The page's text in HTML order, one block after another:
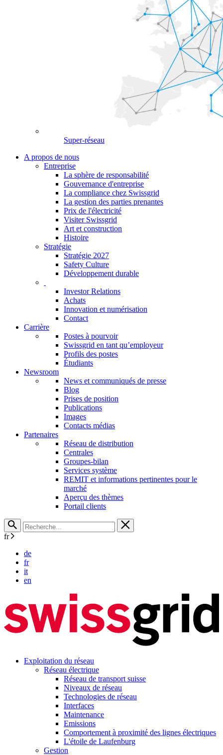
Super-réseau
A propos de nous
Entreprise
La sphère de responsabilité
Gouvernance d'entreprise
La compliance chez Swissgrid
La gestion des parties prenantes
Prix de l'électricité
Visiter Swissgrid
Art et construction
Histoire
Stratégie
Stratégie 2027
Safety Culture
Développement durable
Investor Relations
Achats
Innovation et numérisation
Contact
Carrière
Postes à pourvoir
Swissgrid en tant qu’employeur
Profils des postes
Étudiants
Newsroom
News et communiqués de presse
Blog
Prises de position
Publications
Images
Contacts médias
Partenaires
Réseau de distribution
Centrales
Groupes-bilan
Services système
REMIT et informations pertinentes pour le
marché
Aperçu des thèmes
Portail clients
fr
de
fr
it
en
Exploitation du réseau
Réseau électrique
Réseau de transport suisse
Niveaux de réseau
Technologies de réseau
Interfaces
Maintenance
Emissions
Comportement à proximité des lignes électriques
L'étoile de Laufenburg
Gestion